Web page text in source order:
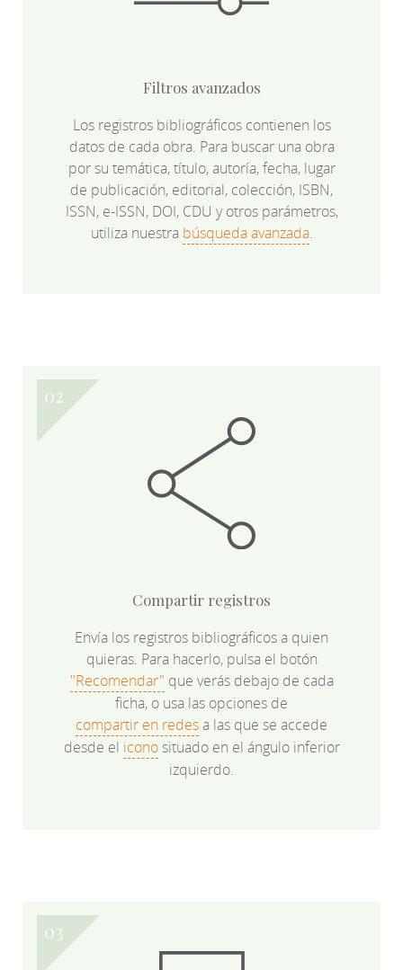
Filtros avanzados
Los registros bibliográficos contienen los
datos de cada obra. Para buscar una obra
por su temática, título, autoría, fecha, lugar
de publicación, editorial, colección, ISBN,
ISSN, e-ISSN, DOI, CDU y otros parámetros,
utiliza nuestra búsqueda avanzada.
Compartir registros
Envía los registros bibliográficos a quien
quieras. Para hacerlo, pulsa el botón
"Recomendar" que verás debajo de cada
ficha, o usa las opciones de
compartir en redesa las que se accede
desde el iconosituado en el ángulo inferior
izquierdo.